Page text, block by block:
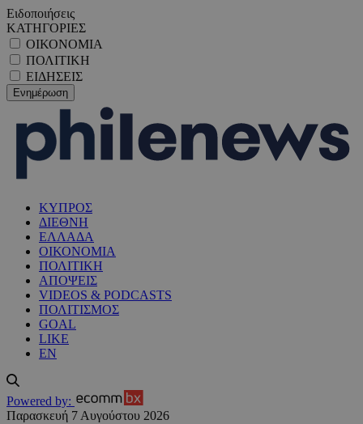
Ειδοποιήσεις
ΚΑΤΗΓΟΡΙΕΣ
ΟΙΚΟΝΟΜΙΑ
ΠΟΛΙΤΙΚΗ
ΕΙΔΗΣΕΙΣ
ΚΥΠΡΟΣ
ΔΙΕΘΝΗ
ΕΛΛΑΔΑ
ΟΙΚΟΝΟΜΙΑ
ΠΟΛΙΤΙΚΗ
ΑΠΟΨΕΙΣ
VIDEOS & PODCASTS
ΠΟΛΙΤΙΣΜΟΣ
GOAL
LIKE
EN
Powered by:
Παρασκευή 7 Αυγούστου 2026